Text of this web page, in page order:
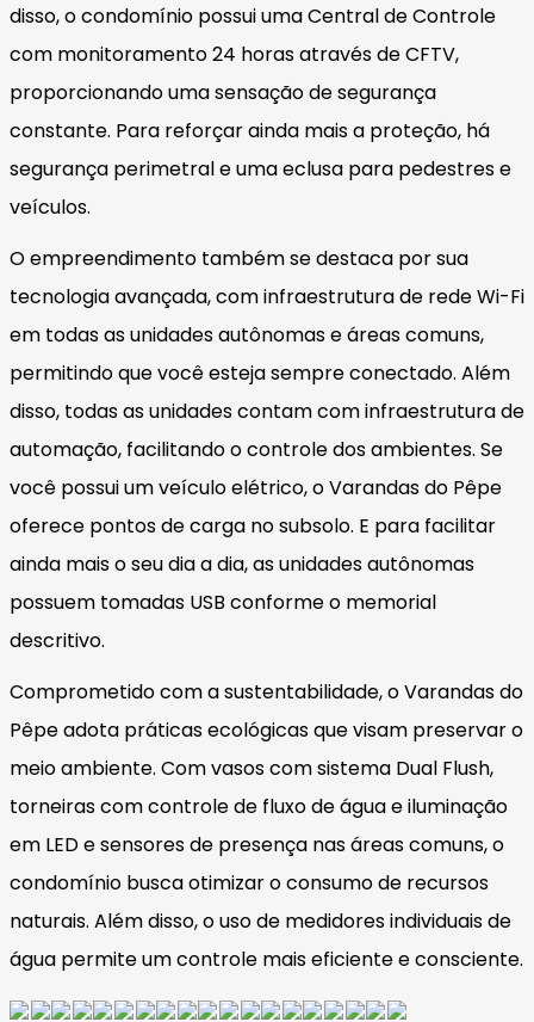
disso, o condomínio possui uma Central de Controle
com monitoramento 24 horas através de CFTV,
proporcionando uma sensação de segurança
constante. Para reforçar ainda mais a proteção, há
segurança perimetral e uma eclusa para pedestres e
veículos.
O empreendimento também se destaca por sua
tecnologia avançada, com infraestrutura de rede Wi-Fi
em todas as unidades autônomas e áreas comuns,
permitindo que você esteja sempre conectado. Além
disso, todas as unidades contam com infraestrutura de
automação, facilitando o controle dos ambientes. Se
você possui um veículo elétrico, o Varandas do Pêpe
oferece pontos de carga no subsolo. E para facilitar
ainda mais o seu dia a dia, as unidades autônomas
possuem tomadas USB conforme o memorial
descritivo.
Comprometido com a sustentabilidade, o Varandas do
Pêpe adota práticas ecológicas que visam preservar o
meio ambiente. Com vasos com sistema Dual Flush,
torneiras com controle de fluxo de água e iluminação
em LED e sensores de presença nas áreas comuns, o
condomínio busca otimizar o consumo de recursos
naturais. Além disso, o uso de medidores individuais de
água permite um controle mais eficiente e consciente.